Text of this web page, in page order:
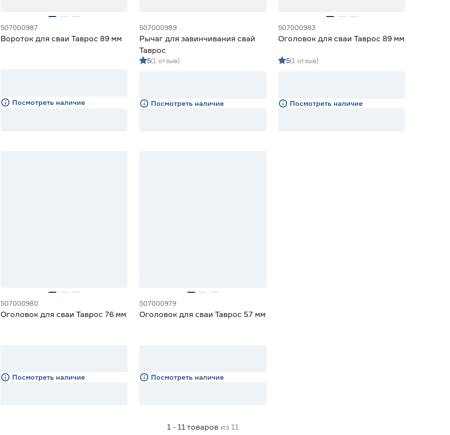
507000987
Вороток для сваи Таврос 89 мм
Посмотреть наличие
507000989
Рычаг для завинчивания свай
Таврос
5(1 отзыв)
Посмотреть наличие
507000983
Оголовок для сваи Таврос 89 мм
5(1 отзыв)
Посмотреть наличие
507000980
Оголовок для сваи Таврос 76 мм
Посмотреть наличие
507000979
Оголовок для сваи Таврос 57 мм
Посмотреть наличие
1 - 11товаров из 11